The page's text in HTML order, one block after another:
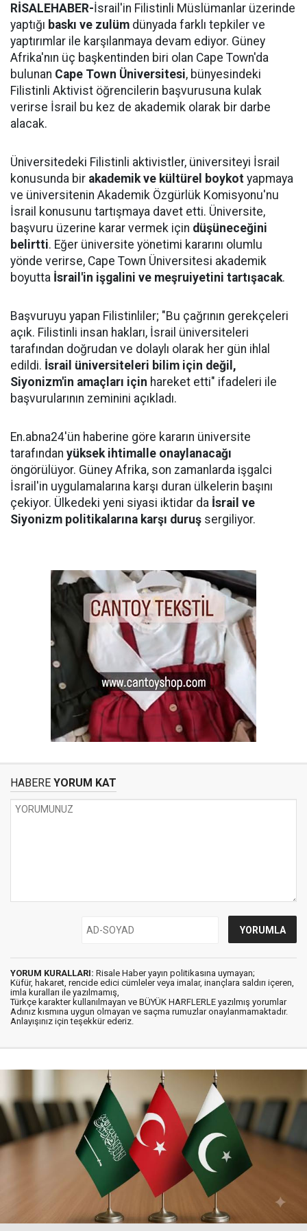
RİSALEHABER-İsrail'in Filistinli Müslümanlar üzerinde
yaptığı baskı ve zulüm dünyada farklı tepkiler ve
yaptırımlar ile karşılanmaya devam ediyor. Güney
Afrika'nın üç başkentinden biri olan Cape Town'da
bulunan Cape Town Üniversitesi, bünyesindeki
Filistinli Aktivist öğrencilerin başvurusuna kulak
verirse İsrail bu kez de akademik olarak bir darbe
alacak.
Üniversitedeki Filistinli aktivistler, üniversiteyi İsrail
konusunda bir akademik ve kültürel boykot yapmaya
ve üniversitenin Akademik Özgürlük Komisyonu'nu
İsrail konusunu tartışmaya davet etti. Üniversite,
başvuru üzerine karar vermek için düşüneceğini
belirtti. Eğer üniversite yönetimi kararını olumlu
yönde verirse, Cape Town Üniversitesi akademik
boyutta İsrail'in işgalini ve meşruiyetini tartışacak.
Başvuruyu yapan Filistinliler; "Bu çağrının gerekçeleri
açık. Filistinli insan hakları, İsrail üniversiteleri
tarafından doğrudan ve dolaylı olarak her gün ihlal
edildi. İsrail üniversiteleri bilim için değil,
Siyonizm'in amaçları için hareket etti" ifadeleri ile
başvurularının zeminini açıkladı.
En.abna24'ün haberine göre kararın üniversite
tarafından yüksek ihtimalle onaylanacağı
öngörülüyor. Güney Afrika, son zamanlarda işgalci
İsrail'in uygulamalarına karşı duran ülkelerin başını
çekiyor. Ülkedeki yeni siyasi iktidar da İsrail ve
Siyonizm politikalarına karşı duruş sergiliyor.
HABERE YORUM KAT
YORUM KURALLARI: Risale Haber yayın politikasına uymayan;
Küfür, hakaret, rencide edici cümleler veya imalar, inançlara saldırı içeren,
imla kuralları ile yazılmamış,
Türkçe karakter kullanılmayan ve BÜYÜK HARFLERLE yazılmış yorumlar
Adınız kısmına uygun olmayan ve saçma rumuzlar onaylanmamaktadır.
Anlayışınız için teşekkür ederiz.